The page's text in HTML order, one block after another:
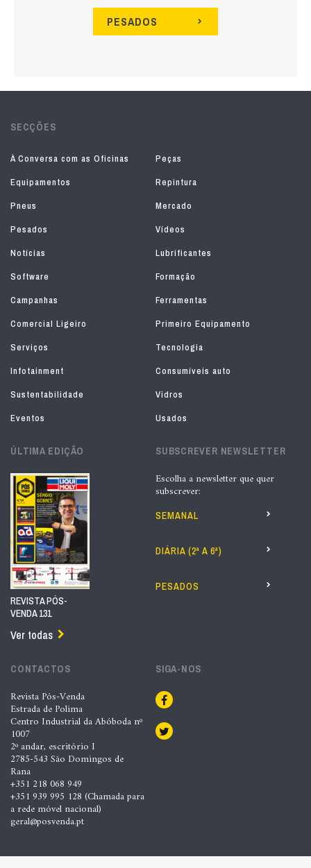
PESADOS
SECÇÕES
À Conversa com as Oficinas
Peças
Equipamentos
Repintura
Pneus
Mercado
Pesados
Vídeos
Notícias
Lubrificantes
Software
Formação
Campanhas
Ferramentas
Comercial Ligeiro
Primeiro Equipamento
Serviços
Tecnologia
Infotainment
Consumíveis auto
Sustentabilidade
Vidros
Eventos
Usados
ÚLTIMA EDIÇÃO
REVISTA PÓS-
VENDA 131
Ver todas
SUBSCREVER NEWSLETTER
Escolha a newsletter que quer
subscrever:
SEMANAL
DIÁRIA (2ª A 6ª)
PESADOS
CONTACTOS
Revista Pós-Venda
Estrada de Polima
Centro Industrial da Abóboda nº
1007
2º andar, escritório I
2785-543 São Domingos de
Rana
+351 218 068 949
+351 939 995 128 (Chamada para
a rede móvel nacional)
geral@posvenda.pt
SIGA-NOS